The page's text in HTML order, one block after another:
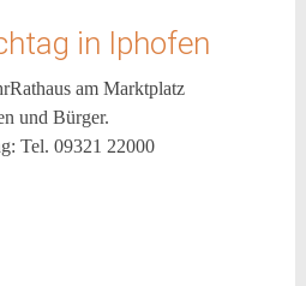
in Iphofen
Rathaus am Marktplatz
und Bürger.
Tel. 09321 22000